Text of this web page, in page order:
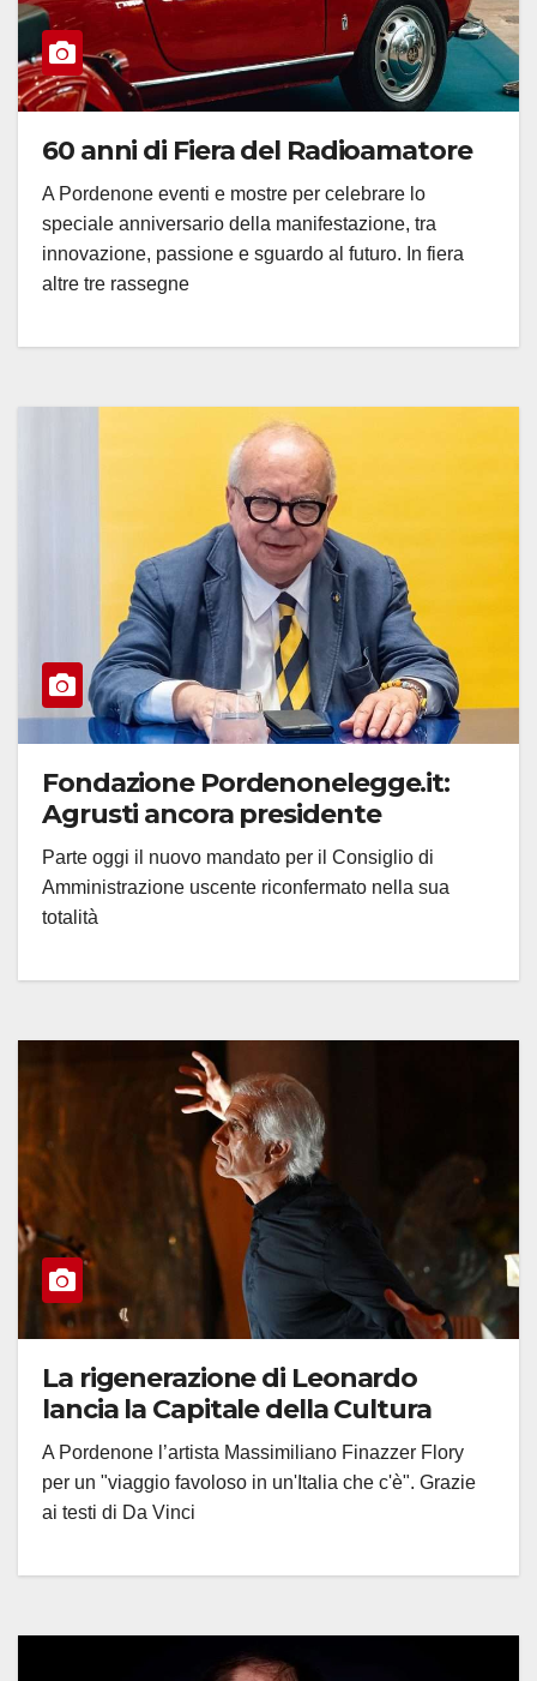
60 anni di Fiera del Radioamatore
A Pordenone eventi e mostre per celebrare lo
speciale anniversario della manifestazione, tra
innovazione, passione e sguardo al futuro. In fiera
altre tre rassegne
Fondazione Pordenonelegge.it:
Agrusti ancora presidente
Parte oggi il nuovo mandato per il Consiglio di
Amministrazione uscente riconfermato nella sua
totalità
La rigenerazione di Leonardo
lancia la Capitale della Cultura
A Pordenone l’artista Massimiliano Finazzer Flory
per un "viaggio favoloso in un'Italia che c'è". Grazie
ai testi di Da Vinci